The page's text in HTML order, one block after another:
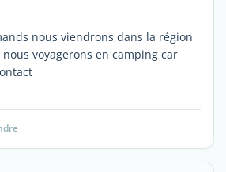
nous viendrons dans la région
voyagerons en camping car